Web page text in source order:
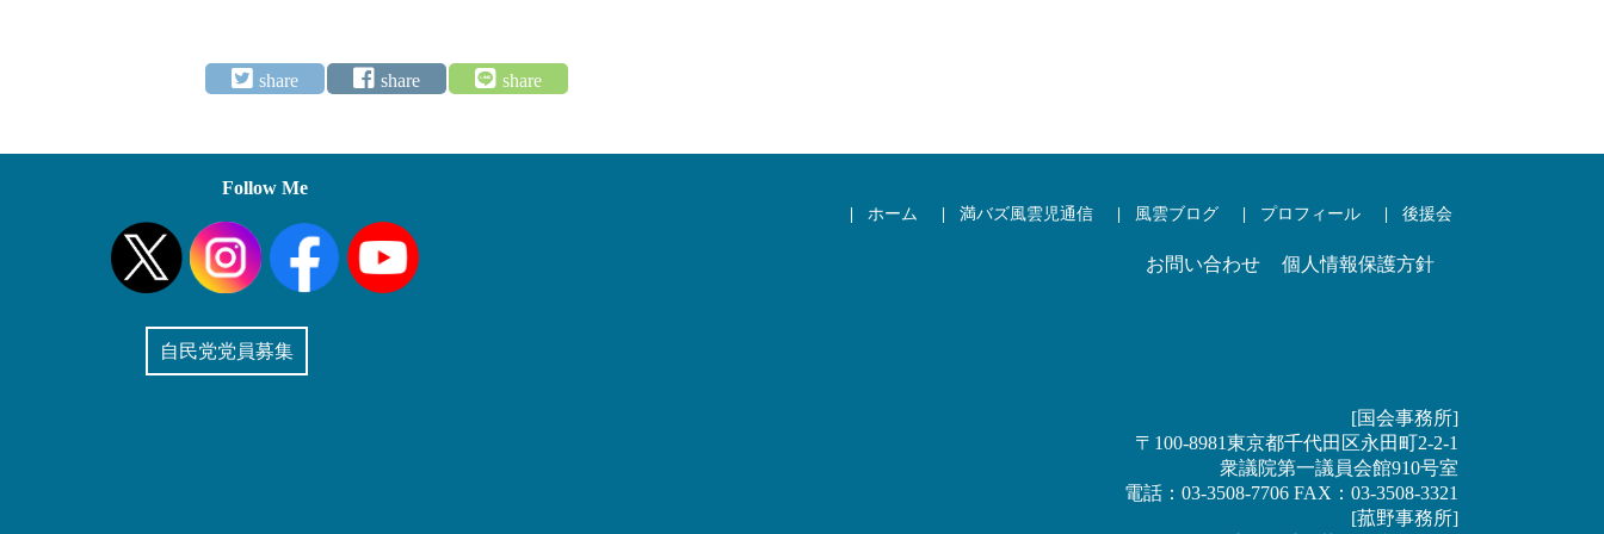
Follow Me
ホーム 満バズ風雲児通信 風雲ブログ プロフィール 後援会
お問い合わせ 個人情報保護方針
自民党党員募集
[国会事務所]
〒100-8981東京都千代田区永田町2-2-1
衆議院第一議員会館910号室
電話：03-3508-7706 FAX：03-3508-3321
[菰野事務所]